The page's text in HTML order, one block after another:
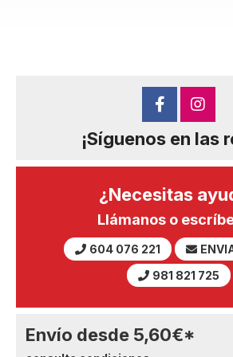
¡Síguenos en las
¿Necesitas
Llámanos o
604 076 221
981 821 725
Envío desde 5,60€*